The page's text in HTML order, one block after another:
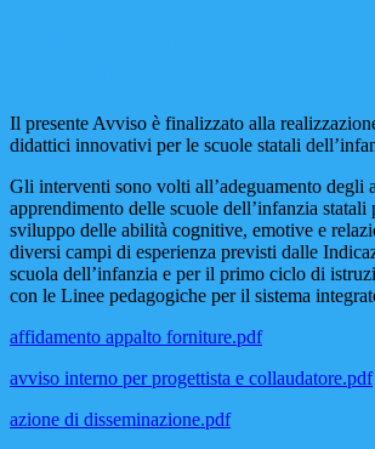
Il presente Avviso è finalizzato alla
didattici innovativi per le scuole statali
Gli interventi sono volti all’adeguamento degli
apprendimento delle scuole dell’infanzia statali
sviluppo delle abilità cognitive, emotive e
diversi campi di esperienza previsti dalle
scuola dell’infanzia e per il primo ciclo di
con le Linee pedagogiche per il sistema
affidamento appalto forniture.pdf
avviso interno per progettista e collaudatore.pdf
azione di disseminazione.pdf